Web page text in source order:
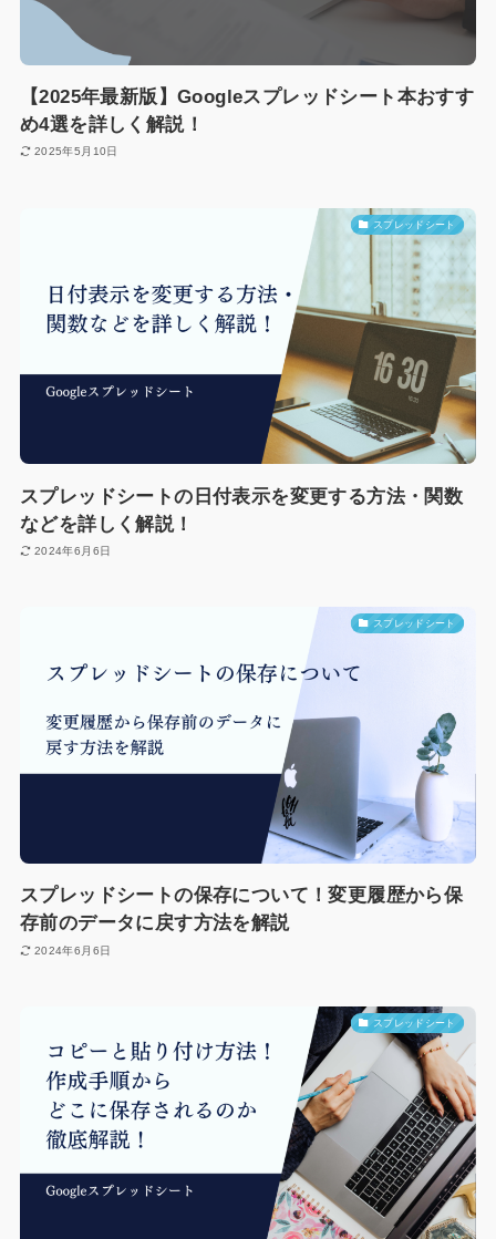
【2025年最新版】Googleスプレッドシート本おすす
め4選を詳しく解説！
2025年5月10日
スプレッドシート
スプレッドシートの日付表示を変更する方法・関数
などを詳しく解説！
2024年6月6日
スプレッドシート
スプレッドシートの保存について！変更履歴から保
存前のデータに戻す方法を解説
2024年6月6日
スプレッドシート